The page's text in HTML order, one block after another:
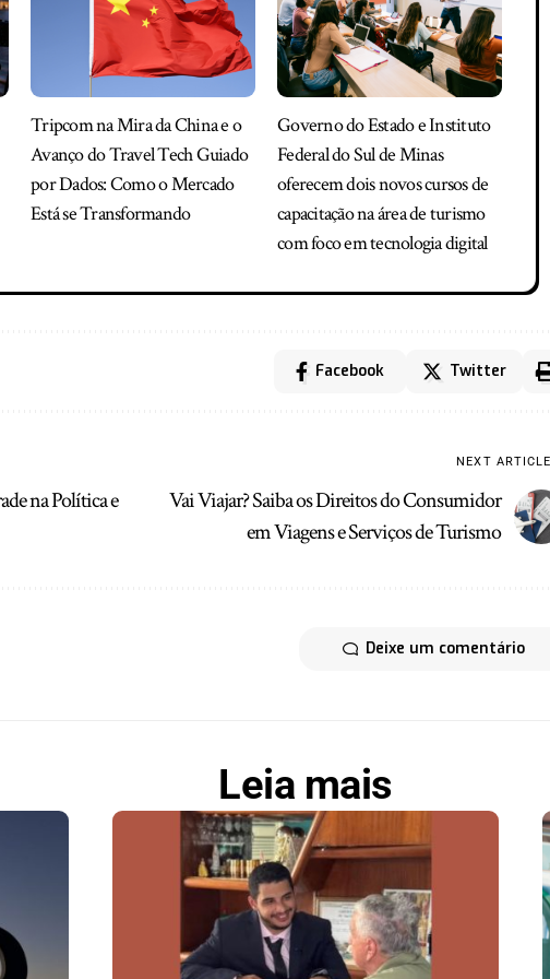
Tripcom na Mira da China e o
Avanço do Travel Tech Guiado
por Dados: Como o Mercado
Está se Transformando
Governo do Estado e Instituto
Federal do Sul de Minas
oferecem dois novos cursos de
capacitação na área de turismo
com foco em tecnologia digital
Facebook Twitter
na Política e
NEXT
Vai Viajar? Saiba os Direitos do Consumidor
em Viagens e Serviços de Turismo
Deixe um comentário
Leia mais